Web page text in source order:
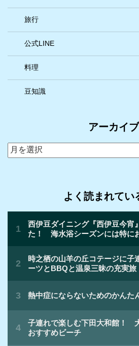
旅行
公式LINE
料理
豆知識
アーカイブ
ア
よく読まれてい